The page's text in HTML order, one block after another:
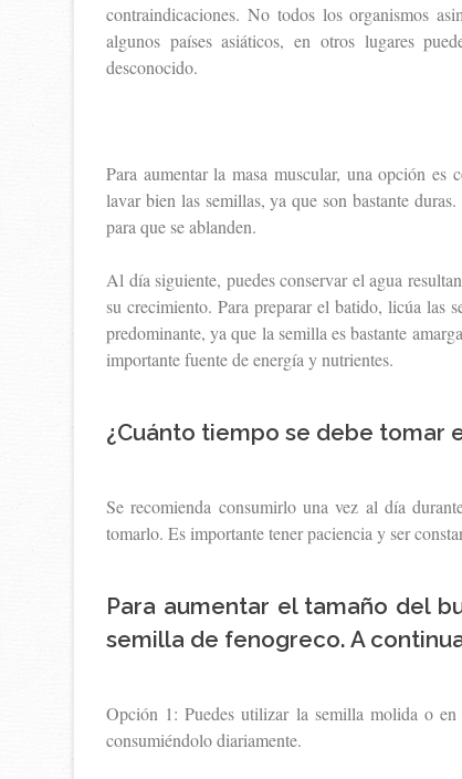
contraindicaciones. No todos los organismos
algunos países asiáticos, en otros lugares
desconocido.
Para aumentar la masa muscular, una opción
lavar bien las semillas, ya que son bastante
para que se ablanden.
Al día siguiente, puedes conservar el agua
su crecimiento. Para preparar el batido, licúa las
predominante, ya que la semilla es bastante
importante fuente de energía y nutrientes.
¿Cuánto tiempo se debe tomar
Se recomienda consumirlo una vez al día
tomarlo. Es importante tener paciencia y ser
Para aumentar el tamaño del
semilla de fenogreco. A
Opción 1: Puedes utilizar la semilla molida o
consumiéndolo diariamente.